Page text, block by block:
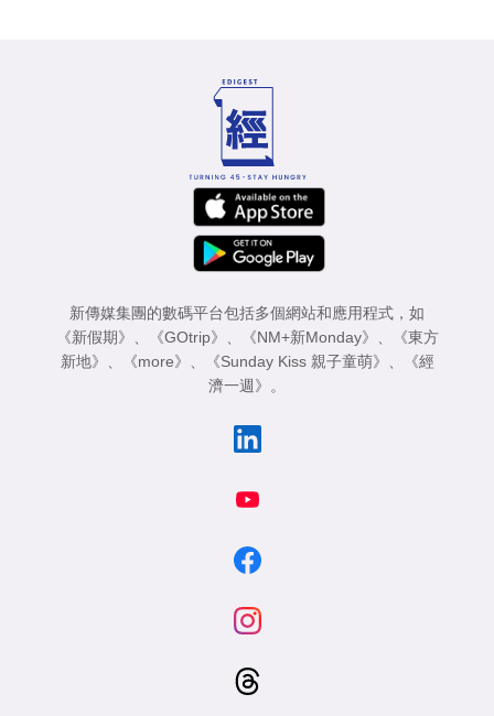
新傳媒集團的數碼平台包括多個網站和應用程式，如
《新假期》 、 《GOtrip》 、 《NM+新Monday》 、
《東方
新地》 、 《more》 、 《Sunday Kiss 親子童萌》 、
《經
濟一週》 。